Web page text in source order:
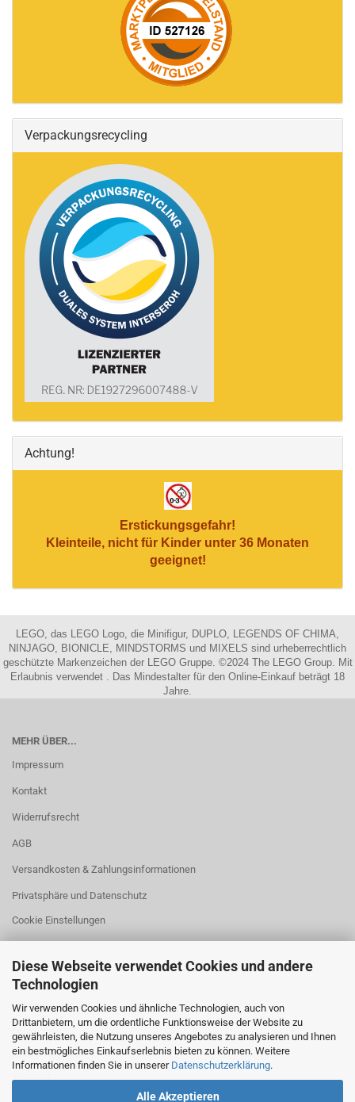
Diese Webseite verwendet Cookies und andere
Technologien
Wir verwenden Cookies und ähnliche Technologien, auch von
Drittanbietern, um die ordentliche Funktionsweise der Website zu
gewährleisten, die Nutzung unseres Angebotes zu analysieren und Ihnen
ein bestmögliches Einkaufserlebnis bieten zu können. Weitere
Informationen finden Sie in unserer Datenschutzerklärung.
Alle Akzeptieren
Verpackungsrecycling
Achtung!
Erstickungsgefahr!
Kleinteile, nicht für Kinder unter 36 Monaten
geeignet!
LEGO, das LEGO Logo, die Minifigur, DUPLO, LEGENDS OF CHIMA,
NINJAGO, BIONICLE, MINDSTORMS und MIXELS sind urheberrechtlich
geschützte Markenzeichen der LEGO Gruppe. ©2024 The LEGO Group. Mit
Erlaubnis verwendet . Das Mindestalter für den Online-Einkauf beträgt 18
Jahre.
MEHR ÜBER...
Impressum
Kontakt
Widerrufsrecht
AGB
Versandkosten & Zahlungsinformationen
Privatsphäre und Datenschutz
Cookie Einstellungen
HILFREICHES
Fehlmenge?
Größenangaben